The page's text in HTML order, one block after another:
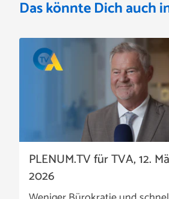
Das könnte Dich auch
PLENUM.TV für TVA, 12.
2026